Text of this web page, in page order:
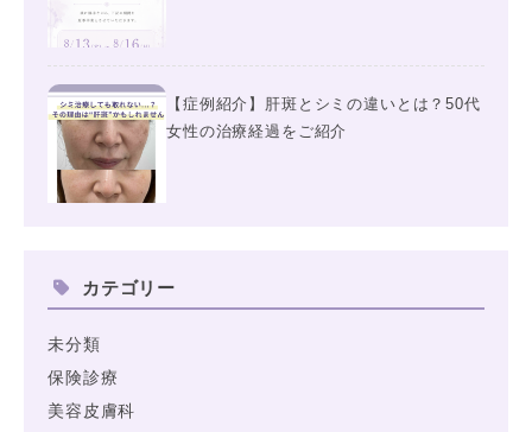
【症例紹介】肝斑とシミの違いとは？50代
女性の治療経過をご紹介
カテゴリー
未分類
保険診療
美容皮膚科